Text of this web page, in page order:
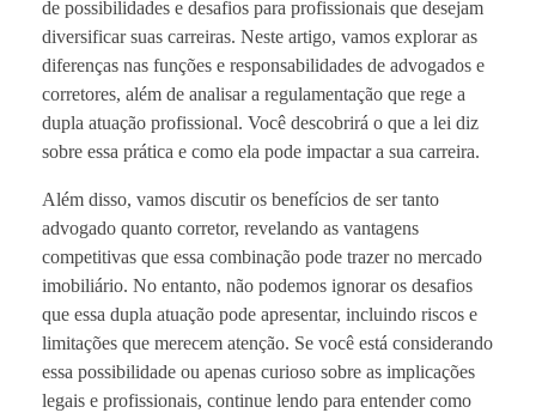
de possibilidades e desafios para profissionais que desejam
diversificar suas carreiras. Neste artigo, vamos explorar as
diferenças nas funções e responsabilidades de advogados e
corretores, além de analisar a regulamentação que rege a
dupla atuação profissional. Você descobrirá o que a lei diz
sobre essa prática e como ela pode impactar a sua carreira.
Além disso, vamos discutir os benefícios de ser tanto
advogado quanto corretor, revelando as vantagens
competitivas que essa combinação pode trazer no mercado
imobiliário. No entanto, não podemos ignorar os desafios
que essa dupla atuação pode apresentar, incluindo riscos e
limitações que merecem atenção. Se você está considerando
essa possibilidade ou apenas curioso sobre as implicações
legais e profissionais, continue lendo para entender como